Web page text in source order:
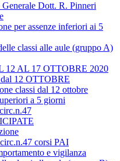
Dott. R. Pinneri
per assenze inferiori ai 5
classi alle aule (gruppo A)
AL 17 OTTOBRE 2020
12 OTTOBRE
classi dal 12 ottobre
a 5 giorni
corsi PAI
e vigilanza